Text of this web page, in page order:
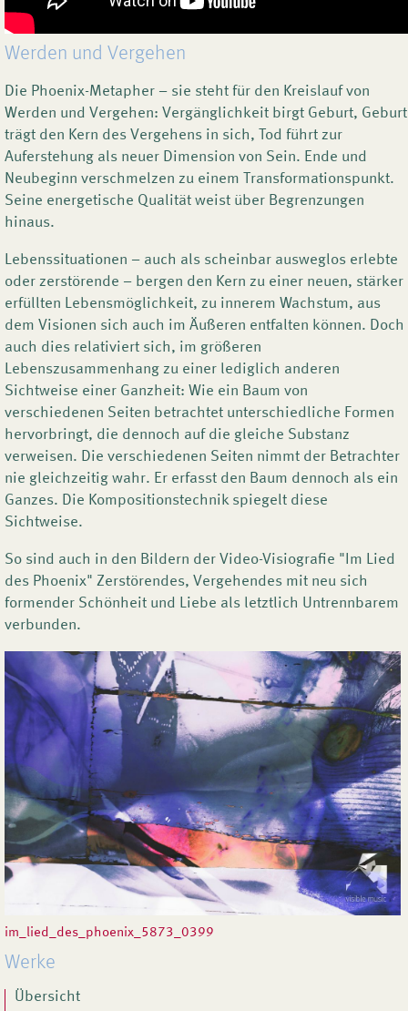
Werden und Vergehen
Die Phoenix-Metapher – sie steht für den Kreislauf von
Werden und Vergehen: Vergänglichkeit birgt Geburt, Geburt
trägt den Kern des Vergehens in sich, Tod führt zur
Auferstehung als neuer Dimension von Sein. Ende und
Neubeginn verschmelzen zu einem Transformationspunkt.
Seine energetische Qualität weist über Begrenzungen
hinaus.
Lebenssituationen – auch als scheinbar ausweglos erlebte
oder zerstörende – bergen den Kern zu einer neuen, stärker
erfüllten Lebensmöglichkeit, zu innerem Wachstum, aus
dem Visionen sich auch im Äußeren entfalten können. Doch
auch dies relativiert sich, im größeren
Lebenszusammenhang zu einer lediglich anderen
Sichtweise einer Ganzheit: Wie ein Baum von
verschiedenen Seiten betrachtet unterschiedliche Formen
hervorbringt, die dennoch auf die gleiche Substanz
verweisen. Die verschiedenen Seiten nimmt der Betrachter
nie gleichzeitig wahr. Er erfasst den Baum dennoch als ein
Ganzes. Die Kompositionstechnik spiegelt diese
Sichtweise.
So sind auch in den Bildern der Video-Visiografie "Im Lied
des Phoenix" Zerstörendes, Vergehendes mit neu sich
formender Schönheit und Liebe als letztlich Untrennbarem
verbunden.
im_lied_des_phoenix_5873_0399
Werke
Übersicht